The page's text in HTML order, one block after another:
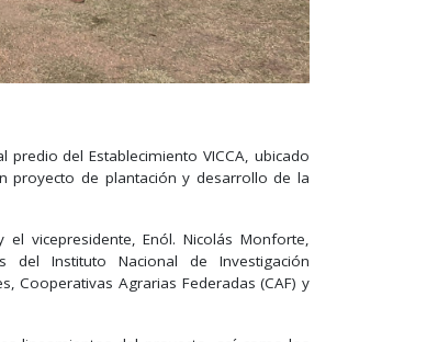
predio del EstablecimientoVICCA, ubicado
proyecto de plantación y desarrollo de la
vicepresidente, Enól. Nicolás Monforte,
del Instituto Nacional de Investigación
Cooperativas Agrarias Federadas (CAF) y